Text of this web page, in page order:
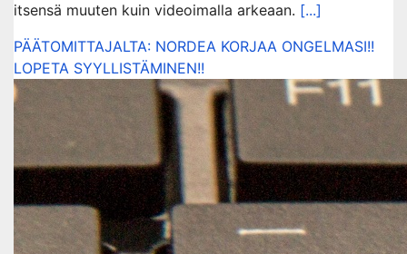
itsensä muuten kuin videoimalla arkeaan. [...]
PÄÄTOMITTAJALTA: NORDEA KORJAA ONGELMASI!!
LOPETA SYYLLISTÄMINEN!!